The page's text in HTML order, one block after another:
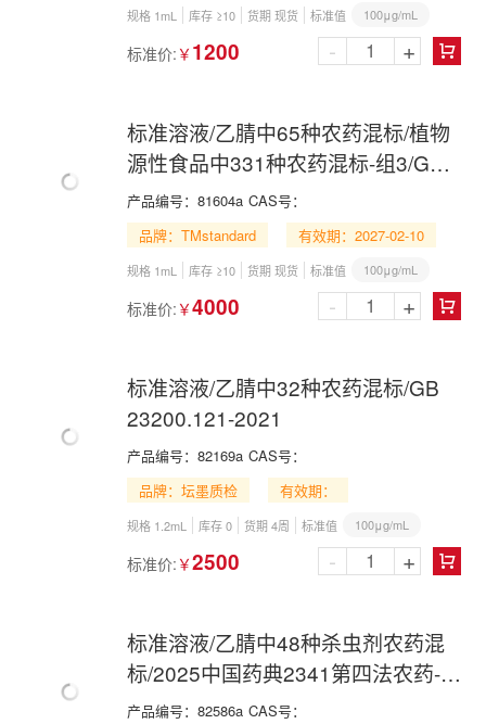
规格 1mL 库存 ≥10 货期 现货 标准值 100μg/mL
标准价: ￥ 1200 
- +
标准溶液/乙腈中65种农药混标/植物
源性食品中331种农药混标-组3/GB
23200.121-2021/65 Pesticide Mix in
Acetonitrile
产品编号： 81604a CAS号：
品牌：TMstandard
有效期：2027-02-10
规格 1mL 库存 ≥10 货期 现货 标准值 100μg/mL
标准价: ￥4000 
- +
标准溶液/乙腈中32种农药混标/GB
23200.121-2021
产品编号： 82169a CAS号：
品牌：坛墨质检
有效期：
规格 1.2mL 库存 0 货期 4周 标准值 100μg/mL
标准价: ￥2500 
- +
标准溶液/乙腈中48种杀虫剂农药混
标/2025中国药典2341第四法农药-D
组
产品编号： 82586a CAS号：